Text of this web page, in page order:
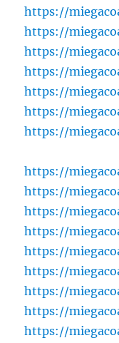
https://
https://
https://
https://
https://
https://
https://
https://
https://
https://
https://
https://
https://
https://
https://
https://